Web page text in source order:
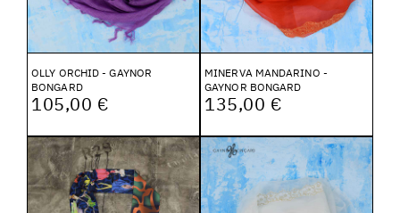
OLLY ORCHID - GAYNOR
BONGARD
105,00 €
MINERVA MANDARINO -
GAYNOR BONGARD
135,00 €